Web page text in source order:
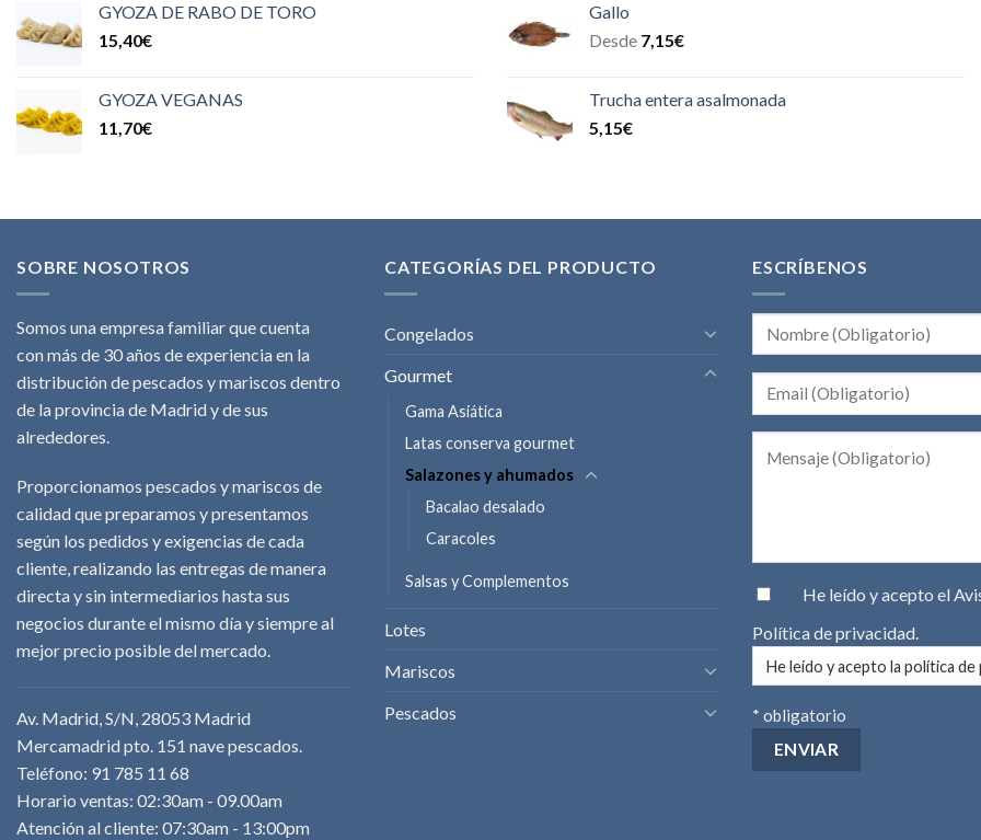
GYOZA DE RABO DE TORO
15,40€
GYOZA VEGANAS
11,70€
Gallo
Desde 7,15€
Trucha entera asalmonada
5,15€
SOBRE NOSOTROS
Somos una empresa familiar que cuenta
con más de 30 años de experiencia en la
distribución de pescados y mariscos dentro
de la provincia de Madrid y de sus
alrededores.
Proporcionamos pescados y mariscos de
calidad que preparamos y presentamos
según los pedidos y exigencias de cada
cliente, realizando las entregas de manera
directa y sin intermediarios hasta sus
negocios durante el mismo día y siempre al
mejor precio posible del mercado.
Av. Madrid, S/N, 28053 Madrid
Mercamadrid pto. 151 nave pescados.
Teléfono: 91 785 11 68
Horario ventas: 02:30am - 09.00am
Atención al cliente: 07:30am - 13:00pm
CATEGORÍAS DEL PRODUCTO
Congelados
Gourmet
Gama Asiática
Latas conserva gourmet
Salazones y ahumados
Bacalao desalado
Caracoles
Salsas y Complementos
Lotes
Mariscos
Pescados
ESCRÍBENOS
He leído y acepto el
Política de privacidad.
* obligatorio